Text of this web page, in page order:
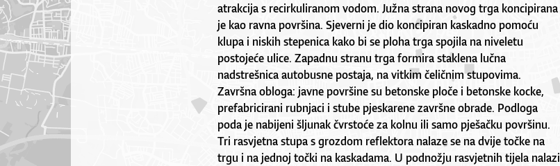
atrakcija s recirkuliranom vodom. Južna strana novog trga koncipirana
je kao ravna površina. Sjeverni je dio koncipiran kaskadno pomoću
klupa i niskih stepenica kako bi se ploha trga spojila na niveletu
postojeće ulice. Zapadnu stranu trga formira staklena lučna
nadstrešnica autobusne postaja, na vitkim čeličnim stupovima.
Završna obloga: javne površine su betonske ploče i betonske kocke,
prefabricirani rubnjaci i stube pjeskarene završne obrade. Podloga
poda je nabijeni šljunak čvrstoće za kolnu ili samo pješačku površinu.
Tri rasvjetna stupa s grozdom reflektora nalaze se na dvije točke na
trgu i na jednoj točki na kaskadama. U podnožju rasvjetnih tijela nalazi